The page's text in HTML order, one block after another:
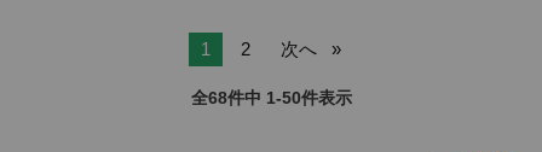
1 2 次へ
全68件中 1-50件表示